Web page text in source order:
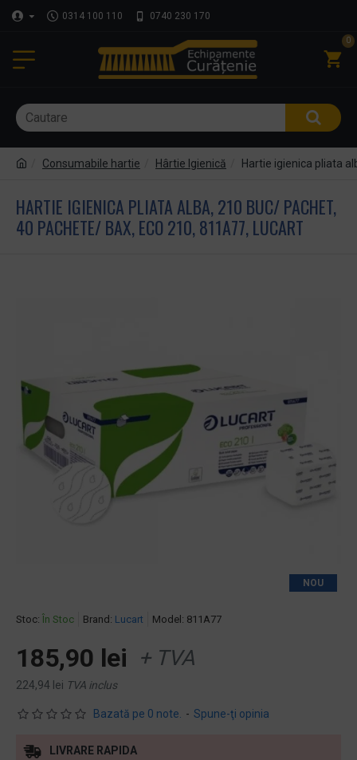
0314 100 110 0740 230 170
0
Consumabile hartie Hârtie Igienică Hartie igienica pliata
HARTIE IGIENICA PLIATA ALBA, 210 BUC/ PACHET,
40 PACHETE/ BAX, ECO 210, 811A77, LUCART
NOU
Stoc: În Stoc Brand: Lucart Model: 811A77
Bazată pe 0 note. - Spune-ţi opinia
185,90 lei + TVA
224,94 lei TVA inclus
LIVRARE RAPIDA